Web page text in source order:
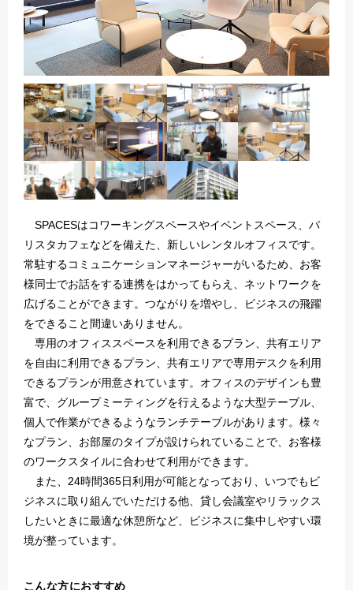
SPACESはコワーキングスペースやイベントスペース、バ
リスタカフェなどを備えた、新しいレンタルオフィスです。
常駐するコミュニケーションマネージャーがいるため、お客
様同士でお話をする連携をはかってもらえ、ネットワークを
広げることができます。つながりを増やし、ビジネスの飛躍
をできること間違いありません。
専用のオフィススペースを利用できるプラン、共有エリア
を自由に利用できるプラン、共有エリアで専用デスクを利用
できるプランが用意されています。オフィスのデザインも豊
富で、グループミーティングを行えるような大型テーブル、
個人で作業ができるようなランチテーブルがあります。様々
なプラン、お部屋のタイプが設けられていることで、お客様
のワークスタイルに合わせて利用ができます。
また、24時間365日利用が可能となっており、いつでもビ
ジネスに取り組んでいただける他、貸し会議室やリラックス
したいときに最適な休憩所など、ビジネスに集中しやすい環
境が整っています。
こんな方におすすめ